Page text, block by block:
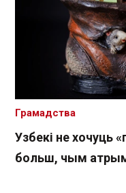
Узбекі не хочуць
больш, чым
Грамадства